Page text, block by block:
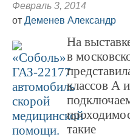
Февраль 3, 2014
от Деменев Александр
На
в
классов А
такие